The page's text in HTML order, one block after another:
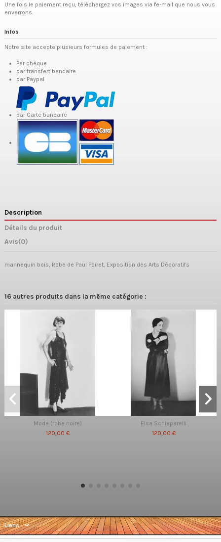
Une fois le paiement reçu, téléchargez vos images via l'e-mail que nous vous
enverrons.
Infos
Notre site accepte plusieurs formules de paiement :
Par chèque
par transfert bancaire
par Paypal
par Carte bancaire
Description
Détails du produit
Avis(0)
mannequin bois, Robe de Paul Poiret, Exposition des Arts Décoratifs
16 autres produits dans la même catégorie :
Mode (robe noire)
120,00 €
Elsa Schiaparelli
120,00 €
Liens